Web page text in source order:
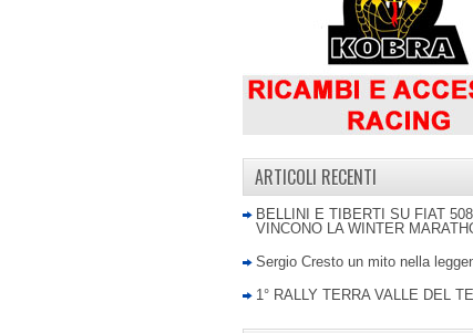
ARTICOLI RECENTI
BELLINI E TIBERTI SU FIAT
VINCONO LA WINTER
Sergio Cresto un mito nella
1° RALLY TERRA VALLE DEL